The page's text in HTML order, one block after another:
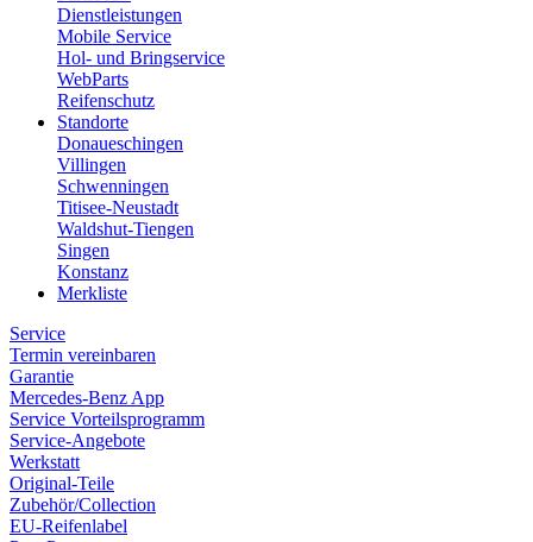
kann die Funktionalität der Website eingeschränkt
werden. Bitte informieren Sie sich im Benutzermenü
Ihres Webbrowsers oder auf der Website des Herstellers
Ihres Browsers darüber, wie Ihr Browserprogramm
entsprechend eingestellt werden kann. Regelmäßig wird
Ihnen in der Menüleiste Ihres Webbrowsers über die
Hilfe-Funktion angezeigt, wie Sie über das Setzen von
Cookies informiert werden, oder Sie neue Cookies
abweisen und auch bereits erhaltene Cookies löschen
können. Über die Verwendung von Cookies informieren
wir Sie vorab mit einem entsprechenden Hinweis über
Sollten Sie uns bzgl. Ihrer Einwilligung kontaktieren,
geben Sie Ihre Einwilligungs-ID und das Datum an, wenn
Sie uns bezüglich Ihrer Einwilligung kontaktieren. Ihre
Einwilligung trifft auf die folgenden Domains zu:
karriere.suedstern-boelle.de
Dienstleistungen
Mobile Service
Hol- und Bringservice
WebParts
Reifenschutz
Standorte
Donaueschingen
Villingen
Schwenningen
Titisee-Neustadt
Waldshut-Tiengen
Singen
Konstanz
Merkliste
Service
Termin vereinbaren
Garantie
Mercedes-Benz App
Service Vorteilsprogramm
Service-Angebote
Werkstatt
Original-Teile
Zubehör/Collection
EU-Reifenlabel